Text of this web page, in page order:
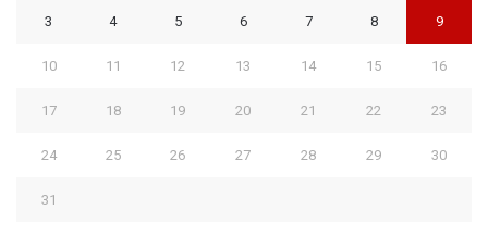
3 4 5 6 7 8 9
10 11 12 13 14 15 16
17 18 19 20 21 22 23
24 25 26 27 28 29 30
31